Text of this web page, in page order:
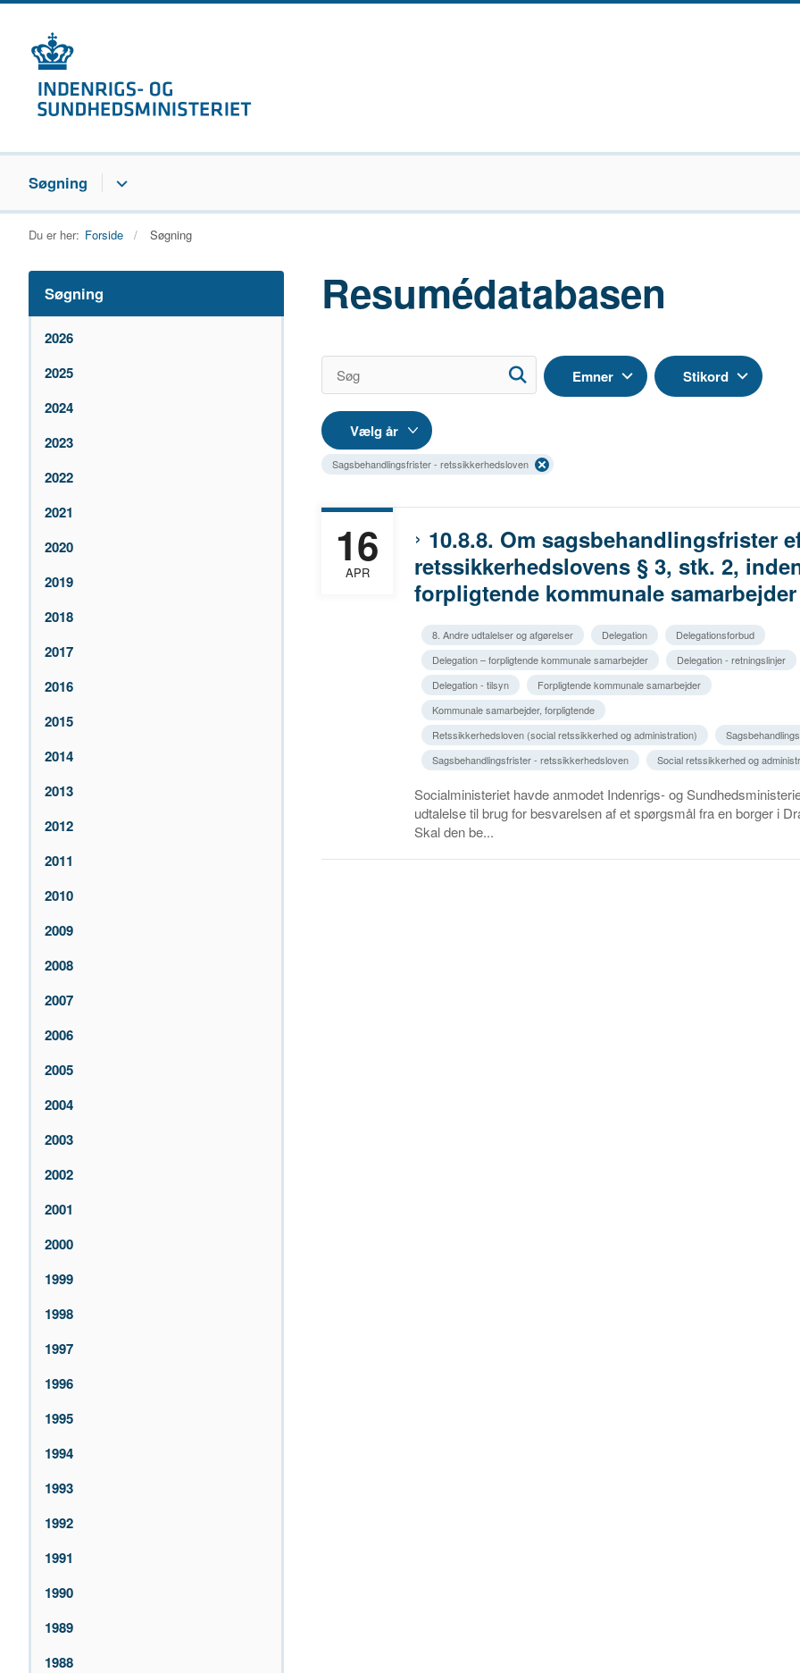
Søgning
Du er her: Forside Søgning
Søgning
2026
2025
2024
2023
2022
2021
2020
2019
2018
2017
2016
2015
2014
2013
2012
2011
2010
2009
2008
2007
2006
2005
2004
2003
2002
2001
2000
1999
1998
1997
1996
1995
1994
1993
1992
1991
1990
1989
1988
Resumédatabasen
Emner Stikord
Sagsbehandlingsfrister - retssikkerhedsloven
10.8.8. Om sagsbehandlingsfrister
retssikkerhedslovens § 3, stk. 2,
forpligtende kommunale samarbejder
16
APR
8. Andre udtalelser og afgørelser Delegation
Delegationsforbud
Delegation – forpligtende kommunale samarbejder
Delegation - retningslinjer
Delegation - tilsyn
Forpligtende kommunale samarbejder
Kommunale samarbejder, forpligtende
Retssikkerhedsloven (social retssikkerhed og administration)
Sagsbehandlingsfrister - retssikkerhedsloven
Social retssikkerhed og
Socialministeriet havde anmodet Indenrigs- og
udtalelse til brug for besvarelsen af et spørgsmål fra en borger i
Skal den be...